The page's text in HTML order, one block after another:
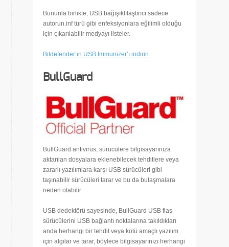
Bununla birlikte, USB bağışıklılaştırıcı sadece
autorun.inf türü gibi enfeksiyonlara eğilimli olduğu
için çıkarılabilir medyayı listeler.
Bitdefender’ın USB Immunizer’ı indirin
BullGuard
BullGuard antivirüs, sürücülere bilgisayarınıza
aktarılan dosyalara eklenebilecek tehditlere veya
zararlı yazılımlara karşı USB sürücüleri gibi
taşınabilir sürücüleri tarar ve bu da bulaşmalara
neden olabilir.
USB dedektörü sayesinde, BullGuard USB flaş
sürücülerini USB bağlantı noktalarına takıldıkları
anda herhangi bir tehdit veya kötü amaçlı yazılım
için algılar ve tarar, böylece bilgisayarınızı herhangi